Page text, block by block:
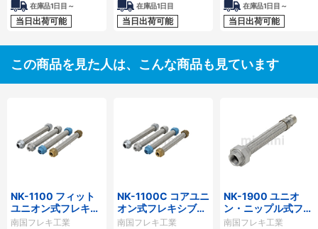
在庫品1日目～
当日出荷可能
在庫品1日目
当日出荷可能
在庫品1日目～
当日出荷可能
この商品を見た人は、こんな商品も見ています
NK-1100 フィット
ユニオン式フレキシ
ブルホース
南国フレキ工業
NK-1100C コアユニ
オン式フレキシブル
ホース
南国フレキ工業
NK-1900 ユニオ
ン・ニップル式フレ
キシブルホース
南国フレキ工業